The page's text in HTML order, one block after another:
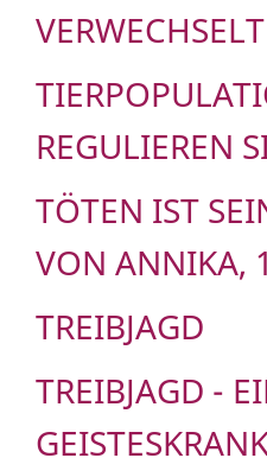
VERWECHSELT
REGULIEREN
TÖTEN IST
VON ANNIKA,
TREIBJAGD
TREIBJAGD -